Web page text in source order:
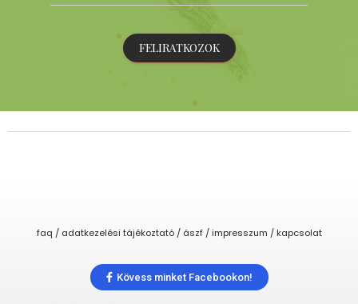
FELIRATKOZOK
faq / adatkezelési tájékoztató / ászf / impresszum / kapcsolat
Kövess minket Facebookon!